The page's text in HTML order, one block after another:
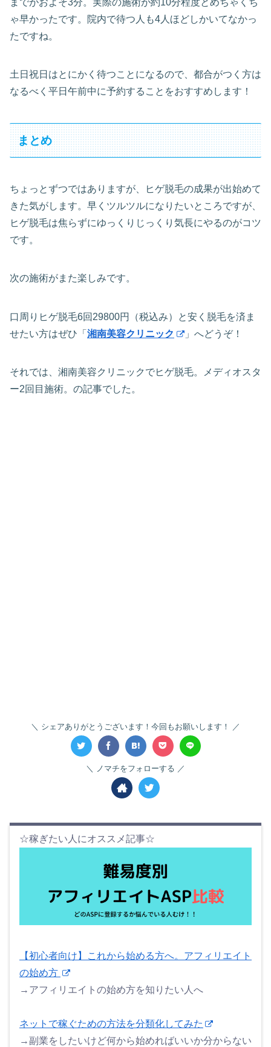
ゃ早かったです。院内で待つ人も4人ほどしかいてなかっ
たですね。
土日祝日はとにかく待つことになるので、都合がつく方は
なるべく平日午前中に予約することをおすすめします！
まとめ
ちょっとずつではありますが、ヒゲ脱毛の成果が出始めて
きた気がします。早くツルツルになりたいところですが、
ヒゲ脱毛は焦らずにゆっくりじっくり気長にやるのがコツ
です。
次の施術がまた楽しみです。
口周りヒゲ脱毛6回29800円（税込み）と安く脱毛を済ま
せたい方はぜひ「 湘南美容クリニック 」へどうぞ！
それでは、湘南美容クリニックでヒゲ脱毛。メディオスタ
ー2回目施術。の記事でした。
シェアありがとうございます！今回もお願いします！
ノマチをフォローする
☆稼ぎたい人にオススメ記事☆
【初心者向け】これから始める方へ。アフィリエイト
の始め方
→アフィリエイトの始め方を知りたい人へ
ネットで稼ぐための方法を分類化してみた
→副業をしたいけど何から始めればいいか分からない